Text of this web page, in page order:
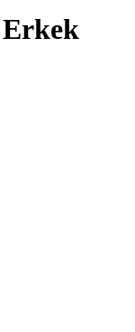
Erkek